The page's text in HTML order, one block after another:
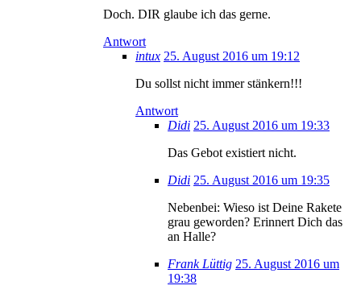
Doch. DIR glaube ich das gerne.
Antwort
intux 25. August 2016 um 19:12
Du sollst nicht immer stänkern!!!
Antwort
Didi 25. August 2016 um 19:33
Das Gebot existiert nicht.
Didi 25. August 2016 um 19:35
Nebenbei: Wieso ist Deine Rakete
grau geworden? Erinnert Dich das
an Halle?
Frank Lüttig 25. August 2016 um
19:38